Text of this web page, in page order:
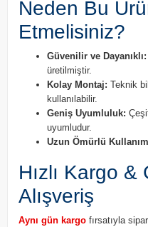
Neden Bu
Etmelisiniz?
Güvenilir ve Dayanıklı:
üretilmiştir.
Kolay Montaj: Teknik
kullanılabilir.
Geniş Uyumluluk:
uyumludur.
Uzun Ömürlü
Hızlı Kargo &
Alışveriş
Aynı gün kargo fırsatıyla